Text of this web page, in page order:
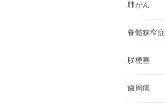
肺がん
脊髄狭窄症
脳梗塞
歯周病